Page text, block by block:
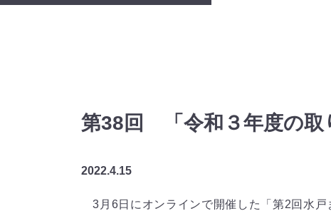
第38回 「令和３年度の取
2022.4.15
3月6日にオンラインで開催した「第2回水戸